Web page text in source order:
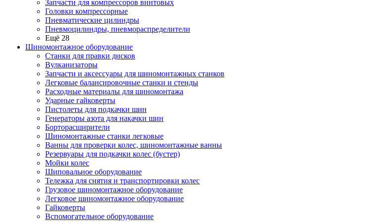
Запчасти для компрессоров винтовых
Головки компрессорные
Пневматические цилиндры
Пневмоцилиндры, пневмораспределители
Ещё 28
Шиномонтажное оборудование
Станки для правки дисков
Вулканизаторы
Запчасти и аксессуары для шиномонтажных станков
Легковые балансировочные станки и стенды
Расходные материалы для шиномонтажа
Ударные гайковерты
Пистолеты для подкачки шин
Генераторы азота для накачки шин
Борторасширители
Шиномонтажные станки легковые
Ванны для проверки колес, шиномонтажные ванны
Резервуары для подкачки колес (бустер)
Мойки колес
Шиповальное оборудование
Тележка для снятия и транспортировки колес
Грузовое шиномонтажное оборудование
Легковое шиномонтажное оборудование
Гайковерты
Вспомогательное оборудование